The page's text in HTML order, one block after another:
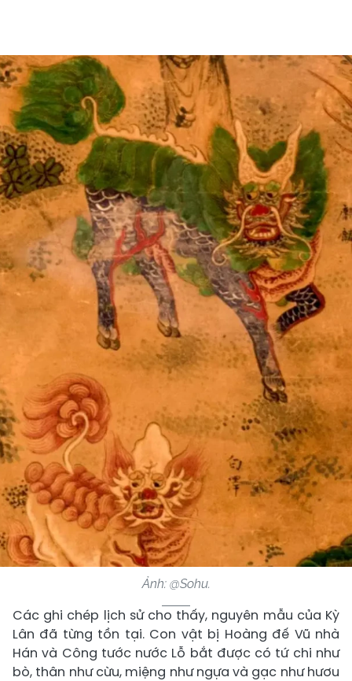
Ảnh: @Sohu.
Các ghi chép lịch sử cho thấy, nguyên mẫu của Kỳ
Lân đã từng tồn tại. Con vật bị Hoàng đế Vũ nhà
Hán và Công tước nước Lỗ bắt được có tứ chi như
bò, thân như cừu, miệng như ngựa và gạc như hươu